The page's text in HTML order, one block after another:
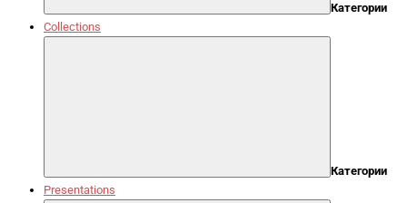
Категории
Collections
Категории
Presentations